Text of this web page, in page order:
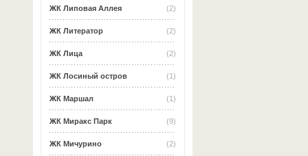
(2)
ЖК Липовая Аллея
(2)
ЖК Литератор
(2)
ЖК Лица
(1)
ЖК Лосиный остров
(1)
ЖК Маршал
(9)
ЖК Миракс Парк
(2)
ЖК Мичурино